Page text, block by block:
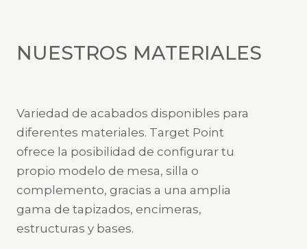
NUESTROS MATERIALES
Variedad de acabados disponibles para
diferentes materiales. Target Point
ofrece la posibilidad de configurar tu
propio modelo de mesa, silla o
complemento, gracias a una amplia
gama de tapizados, encimeras,
estructuras y bases.